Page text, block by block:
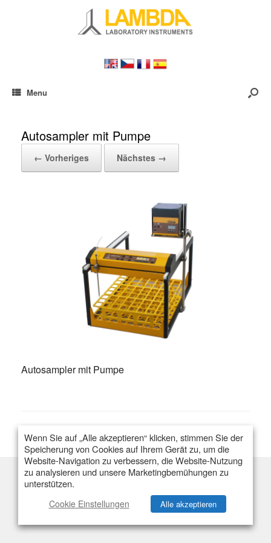
Menu
Autosampler mit Pumpe
← Vorheriges Nächstes →
Autosampler mit Pumpe
Kapazität & Behälter Preis & Angebot
Wenn Sie auf „Alle akzeptieren“ klicken, stimmen Sie der
Speicherung von Cookies auf Ihrem Gerät zu, um die
Website-Navigation zu verbessern, die Website-Nutzung
zu analysieren und unsere Marketingbemühungen zu
unterstützen.
Cookie Einstellungen Alle akzeptieren